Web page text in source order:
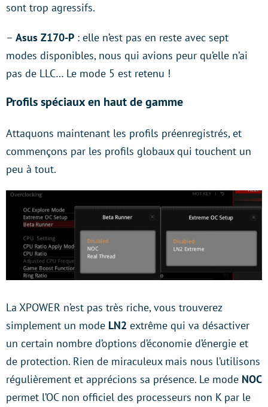
sont trop agressifs.
– Asus Z170-P : elle n’est pas en reste avec sept
modes disponibles, nous qui avions peur qu’elle n’ai
pas de LLC… Le mode 5 est retenu !
Profils spéciaux en haut de gamme
Attaquons maintenant les profils préenregistrés, et
commençons par les profils globaux qui touchent un
peu à tout.
La XPOWER n’est pas très riche, vous trouverez
simplement un mode LN2 extrême qui va désactiver
un certain nombre d’options d’économie d’énergie et
de protection. Rien de miraculeux mais nous l’utilisons
régulièrement et apprécions sa présence. Le mode NOC
permet l’OC non officiel des processeurs non K par le